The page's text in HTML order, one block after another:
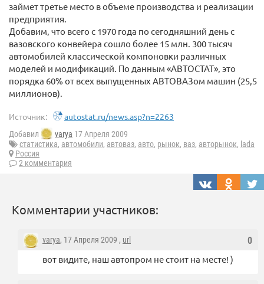
займет третье место в объеме производства и реализации
предприятия.
Добавим, что всего с 1970 года по сегодняшний день с
вазовского конвейера сошло более 15 млн. 300 тысяч
автомобилей классической компоновки различных
моделей и модификаций. По данным «АВТОСТАТ», это
порядка 60% от всех выпущенных АВТОВАЗом машин (25,5
миллионов).
Источник: autostat.ru/news.asp?n=2263
Добавил varya 17 Апреля 2009
статистика, автомобили, автоваз, авто, рынок, ваз, авторынок, lada
Россия
2 комментария
Комментарии участников:
0
varya, 17 Апреля 2009 , url
вот видите, наш автопром не стоит на месте! )